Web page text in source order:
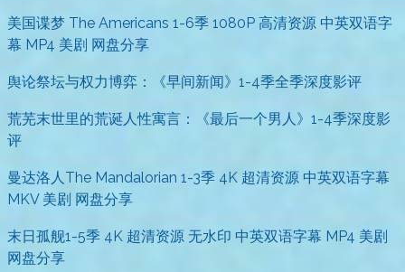
美国谍梦 The Americans 1-6季 1080P 高清资源 中英双语字
幕 MP4 美剧 网盘分享
舆论祭坛与权力博弈：《早间新闻》1-4季全季深度影评
荒芜末世里的荒诞人性寓言：《最后一个男人》1-4季深度影
评
曼达洛人The Mandalorian 1-3季 4K 超清资源 中英双语字幕
MKV 美剧 网盘分享
末日孤舰1-5季 4K 超清资源 无水印 中英双语字幕 MP4 美剧
网盘分享